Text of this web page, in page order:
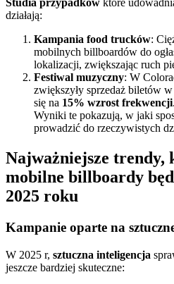
Studia przypadków które
działają:
Kampania food trucków:
mobilnych billboardów do
lokalizacji, zwiększając ruch
Festiwal muzyczny: W
zwiększyły sprzedaż biletów
się na 15% wzrost frekwencji.
Wyniki te pokazują, w jaki
prowadzić do rzeczywistych
Najważniejsze trendy,
mobilne billboardy
2025 roku
Kampanie oparte na
W 2025 r, sztuczna inteligencja
jeszcze bardziej skuteczne: